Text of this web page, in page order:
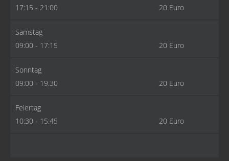
17:15 - 21:00
20 Euro
Samstag
09:00 - 17:15
20 Euro
Sonntag
09:00 - 19:30
20 Euro
Feiertag
10:30 - 15:45
20 Euro